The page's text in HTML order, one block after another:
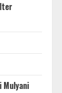
Mulyani